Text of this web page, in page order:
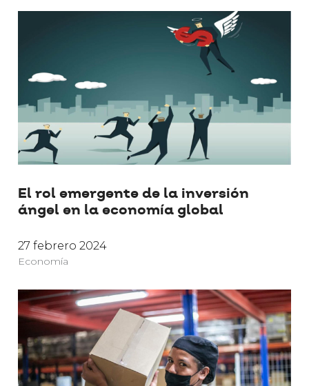
El rol emergente de la inversión
ángel en la economía global
27 febrero 2024
Economía